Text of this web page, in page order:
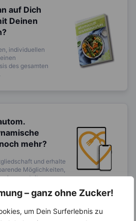
– ganz ohne Zucker!
um Dein Surferlebnis zu
auf Dich
Deinen
individuellen
des gesamten
mehr?
und erhalte
Möglichkeiten,
zu gestalten.